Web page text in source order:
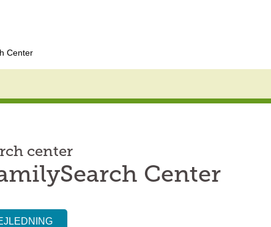
Center
center
Center